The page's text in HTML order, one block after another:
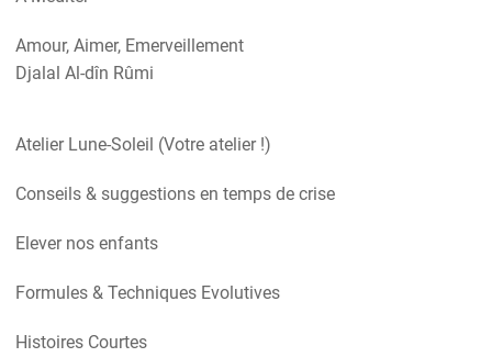
Amour, Aimer, Emerveillement
Djalal Al-dîn Rûmi
Atelier Lune-Soleil (Votre atelier !)
Conseils & suggestions en temps de crise
Elever nos enfants
Formules & Techniques Evolutives
Histoires Courtes